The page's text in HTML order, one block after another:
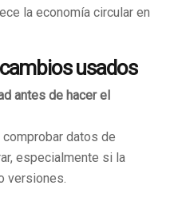
la economía circular en
usados
antes de hacer el
datos de
especialmente si la
versiones.